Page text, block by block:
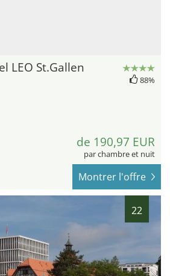
LEO St.Gallen
88%
de 190,97 EUR
par chambre et nuit
Montrer l'offre
22